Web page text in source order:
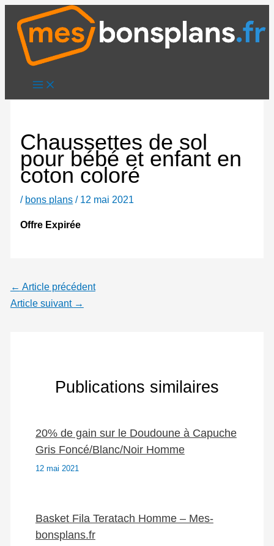
contenu
Chaussettes de sol
pour bébé et enfant en
coton coloré
/ bons plans / 12 mai 2021
Offre Expirée
← Article précédent
Article suivant →
Publications similaires
20% de gain sur le Doudoune à Capuche
Gris Foncé/Blanc/Noir Homme
12 mai 2021
Basket Fila Teratach Homme – Mes-
bonsplans.fr